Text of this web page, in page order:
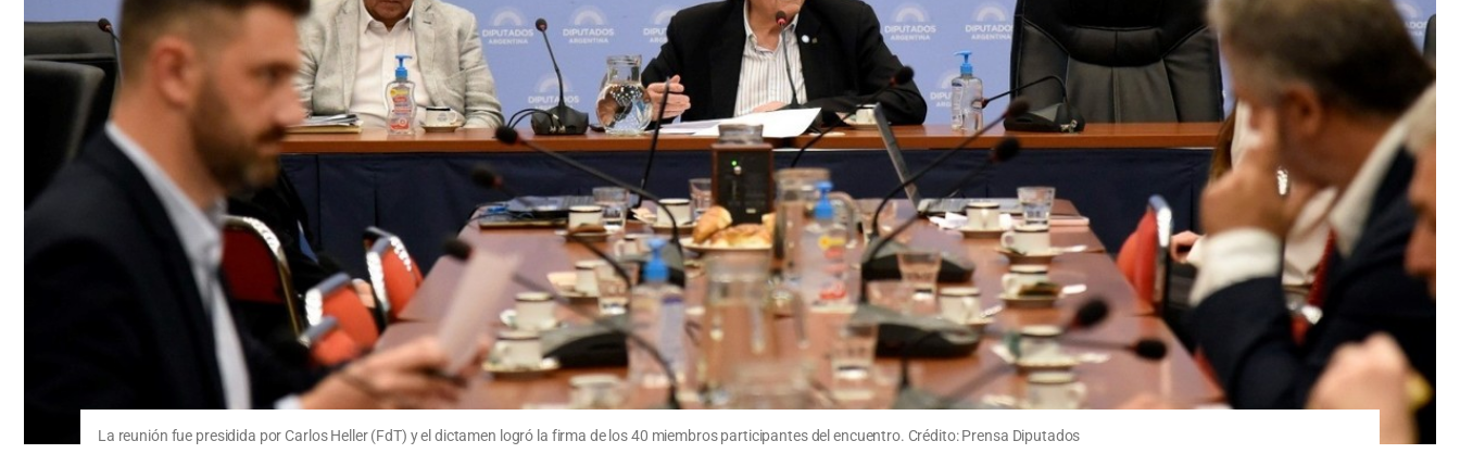
La reunión fue presidida por Carlos Heller (FdT) y el dictamen logró la firma de los 40 miembros participantes del encuentro. Crédito: Prensa Diputados